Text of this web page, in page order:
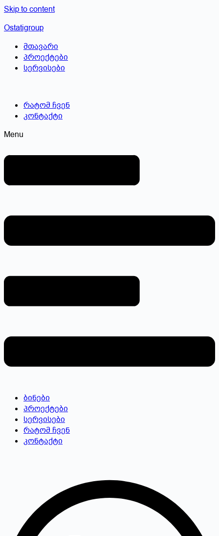
Skip to content
Ostatigroup
მთავარი
პროექტები
სერვისები
რატომ ჩვენ
კონტაქტი
Menu
ბინები
პროექტები
სერვისები
რატომ ჩვენ
კონტაქტი